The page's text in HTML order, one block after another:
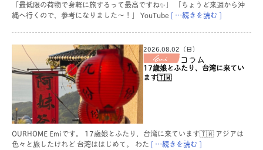
「最低限の荷物で身軽に旅するって最高ですね✨」 「ちょうど来週から沖
縄へ行くので、参考になりました〜！」 YouTube [ …続きを読む ]
2026.08.02（日）
コラム
17歳娘とふたり、台湾に来てい
ます🇹🇼
OURHOME Emiです。 17歳娘とふたり、台湾に来ています🇹🇼 アジアは
色々と旅したけれど 台湾ははじめて。 わた [ …続きを読む ]